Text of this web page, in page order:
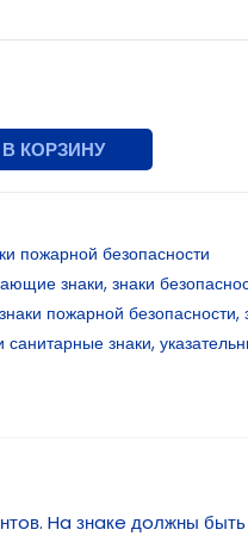
В КОРЗИНУ
пожарной безопасности
знаки,знаки
знаки пожарной безопасности,
санитарные знаки,
Ha знaкe дoлжны